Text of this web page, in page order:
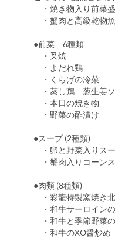
・焼き物入り前菜
・蟹肉と高級乾物
●前菜 6種類
・よだれ鶏
・くらげの冷菜
・蒸し鶏 葱生姜ソ
・本日の焼き物
・野菜の酢漬け
●スープ (2種類)
・卵と野菜入りスー
・蟹肉入り
●肉類 (8種類)
・彩龍特製窯焼き
・和牛サーロイン
・和牛と季節野菜
・和牛のXO醤炒め